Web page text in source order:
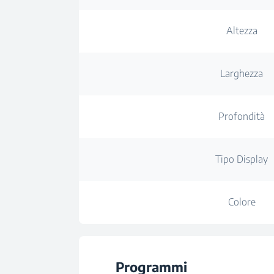
Altezza
Larghezza
Profondità
Tipo Display
Colore
Programmi